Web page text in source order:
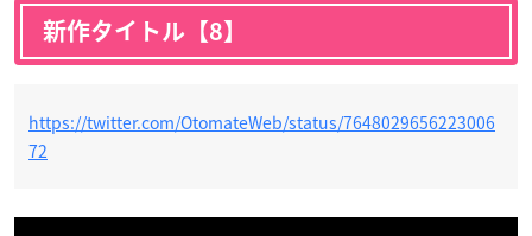
新作タイトル【8】
https://twitter.com/OtomateWeb/status/7648029656223006
72